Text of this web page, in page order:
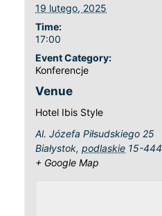
19 lutego, 2025
Time:
17:00
Event Category:
Konferencje
Venue
Hotel Ibis Style
Al. Józefa Piłsudskiego 25
Białystok, podlaskie 15-444
+ Google Map